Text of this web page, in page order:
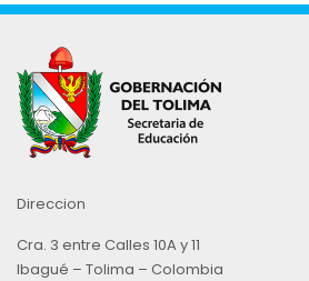
Direccion
Cra. 3 entre Calles 10A y 11
Ibagué – Tolima – Colombia